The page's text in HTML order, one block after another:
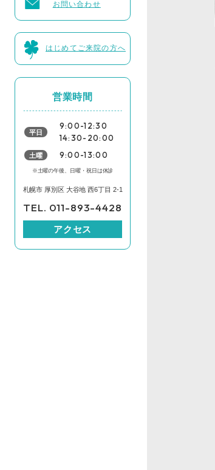
はじめてご来院の方へ
営業時間
平日
9:00-12:30
14:30-20:00
土曜 9:00-13:00
※土曜の午後、日曜・祝日は休診
札幌市 厚別区 大谷地 西6丁目 2-1
TEL. 011-893-4428
アクセス